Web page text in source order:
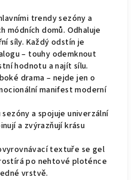
trendy sezóny a
módních domů. Odhaluje
síly. Každý odstín je
– touhy odemknout
hodnotu a najít sílu.
drama – nejde jen o
manifest moderní
a spojuje univerzální
a zvýrazňují krásu
textuře se gel
po nehtové ploténce
vrstvě.